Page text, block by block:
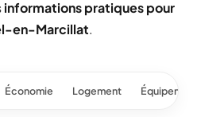
informations pratiques pour
en-Marcillat.
Économie Logement